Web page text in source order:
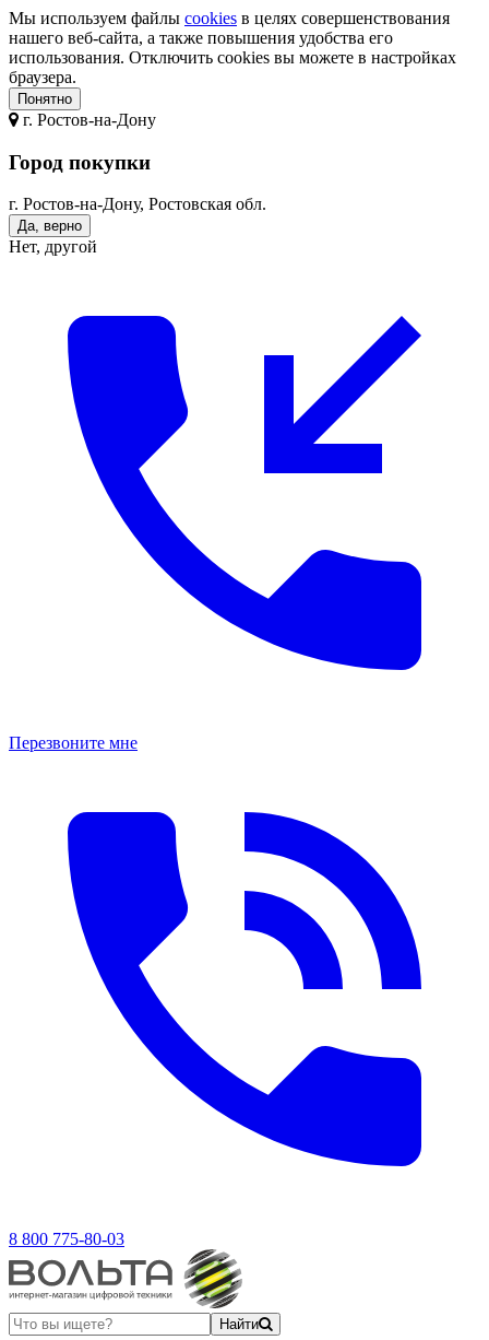
Мы используем файлы cookies в целях совершенствования
нашего веб-сайта, а также повышения удобства его
использования. Отключить cookies вы можете в настройках
браузера.
Понятно
г. Ростов-на-Дону
Город покупки
г. Ростов-на-Дону, Ростовская обл.
Да, верно
Нет, другой
Перезвоните мне
8 800 775-80-03
Найти